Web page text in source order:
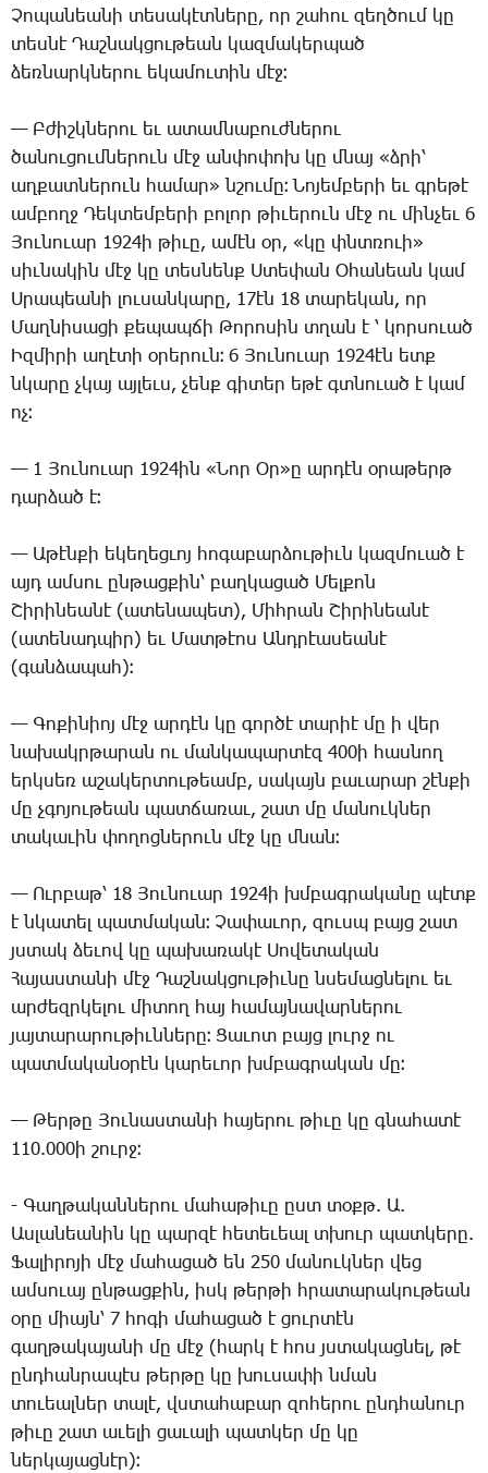
­Չո­պա­նեա­նի տե­սա­կէտ­նե­րը, որ շա­հու զեղ­ծում կը
տես­նէ ­Դաշ­նակ­ցու­թեան կազ­մա­կեր­պած
ձեռ­նարկ­նե­րու ե­կա­մու­տին մէջ։
— Բ­ժիշկ­նե­րու եւ ա­տամ­նա­բուժ­նե­րու
ծա­նու­ցում­նե­րուն մէջ ան­փո­փոխ կը մնայ «ձրի՝
աղ­քատ­նե­րուն հա­մար» նշու­մը։ ­Նո­յեմ­բե­րի եւ գրե­թէ
ամ­բողջ ­Դեկ­տեմ­բե­րի բո­լոր թի­ւե­րուն մէջ ու մին­չեւ 6
­Յու­նո­ւար 1924ի թի­ւը, ա­մէն օր, «կը փնտռո­ւի»
սիւ­նա­կին մէջ կը տես­նենք Ս­տե­փան Օ­հա­նեան կամ
Ս­րա­պեա­նի լու­սան­կա­րը, 17էն 18 տա­րե­կան, որ
­Մաղ­նի­սա­ցի քե­պապ­ճի ­Թո­րո­սին տղան է ՝ կոր­սո­ւած
Իզ­մի­րի ա­ղէ­տի օ­րե­րուն։ 6 ­Յու­նո­ւար 1924էն ետք
նկա­րը չկայ այ­լեւս, չենք գի­տեր ե­թէ գտնո­ւած է կամ
ոչ։
— 1 ­Յու­նո­ւար 1924ին «­Նոր Օր»ը ար­դէն օ­րա­թերթ
դար­ձած է։
— Ա­թէն­քի ե­կե­ղեց­ւոյ հո­գա­բար­ձու­թիւն կազ­մո­ւած է
այդ ամ­սու ըն­թաց­քին՝ բաղ­կա­ցած ­Մել­քոն
­Շի­րի­նեա­նէ (ա­տե­նա­պետ), ­Միհ­րան ­Շի­րի­նեա­նէ
(ա­տե­նադ­պիր) եւ ­Մատ­թէոս Անդ­րէա­սեա­նէ
(գան­ձա­պահ)։
— ­Գո­քի­նիոյ մէջ ար­դէն կը գոր­ծէ տա­րիէ մը ի վեր
նա­խակր­թա­րան ու ման­կա­պար­տէզ 400ի հաս­նող
երկ­սեռ ա­շա­կեր­տու­թեամբ, սա­կայն բա­ւա­րար շէն­քի
մը չգո­յու­թեան պատ­ճա­ռաւ, շատ մը մա­նուկ­ներ
տա­կա­ւին փո­ղոց­նե­րուն մէջ կը մնան։
— Ուր­բաթ՝ 18 ­Յու­նո­ւար 1924ի խմբագ­րա­կա­նը պէտք
է նկա­տել պատ­մա­կան։ ­Չա­փա­ւոր, զուսպ բայց շատ
յստակ ձե­ւով կը պա­խա­ռա­կէ ­Սո­վե­տա­կան
­Հա­յաս­տա­նի մէջ ­Դաշ­նակ­ցու­թիւ­նը նսե­մաց­նե­լու եւ
ար­ժեզր­կե­լու մի­տող հայ հա­մայ­նա­վար­նե­րու
յայ­տա­րա­րու­թիւն­նե­րը։ ­Ցա­ւոտ բայց լուրջ ու
պատ­մա­կա­նօ­րէն կա­րե­ւոր խմբագ­րա­կան մը։
— ­Թեր­թը ­Յու­նաս­տա­նի հա­յե­րու թի­ւը կը գնա­հա­տէ
110.000ի շուրջ։
­- Գաղ­թա­կան­նե­րու մա­հա­թի­ւը ըստ տօքթ. Ա.
Աս­լա­նեա­նին կը պար­զէ հե­տե­ւեալ տխուր պատ­կե­րը.
­Ֆա­լի­րո­յի մէջ մա­հա­ցած են 250 մա­նուկ­ներ վեց
ամ­սո­ւայ ըն­թաց­քին, իսկ թեր­թի հրա­տա­րա­կու­թեան
օ­րը միայն՝ 7 հո­գի մա­հա­ցած է ցուր­տէն
գաղ­թա­կա­յա­նի մը մէջ (հարկ է հոս յստա­կաց­նել, թէ
ընդ­հան­րա­պէս թեր­թը կը խու­սա­փի նման
տո­ւեալ­ներ տա­լէ, վստա­հա­բար զո­հե­րու ընդ­հա­նուր
թի­ւը շատ ա­ւե­լի ցա­ւա­լի պատ­կեր մը կը
ներ­կա­յաց­նէր)։